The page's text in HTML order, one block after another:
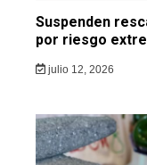
Suspenden
por riesgo
julio 12, 2026